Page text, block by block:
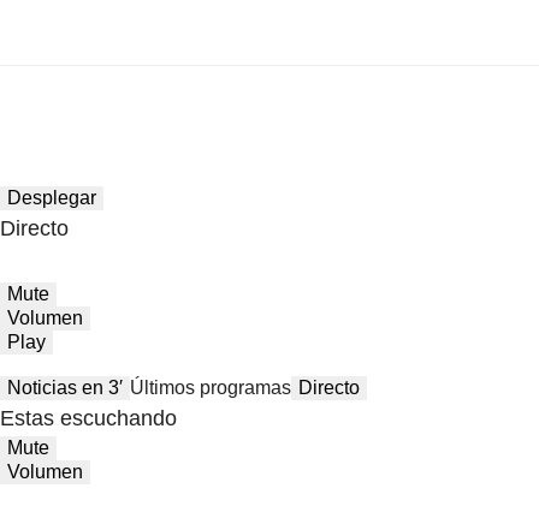
Desplegar
Directo
Mute
Volumen
Play
Noticias en 3′ Últimos programas Directo
Estas escuchando
Mute
Volumen